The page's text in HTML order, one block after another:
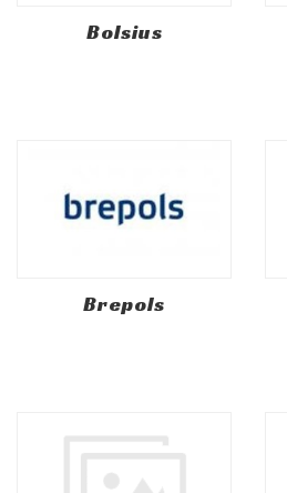
Bolsius
Brepols